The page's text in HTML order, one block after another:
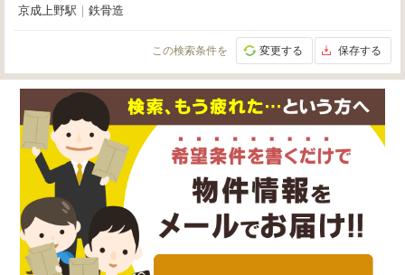
京成上野駅 鉄骨造
この検索条件を 変更する 保存する